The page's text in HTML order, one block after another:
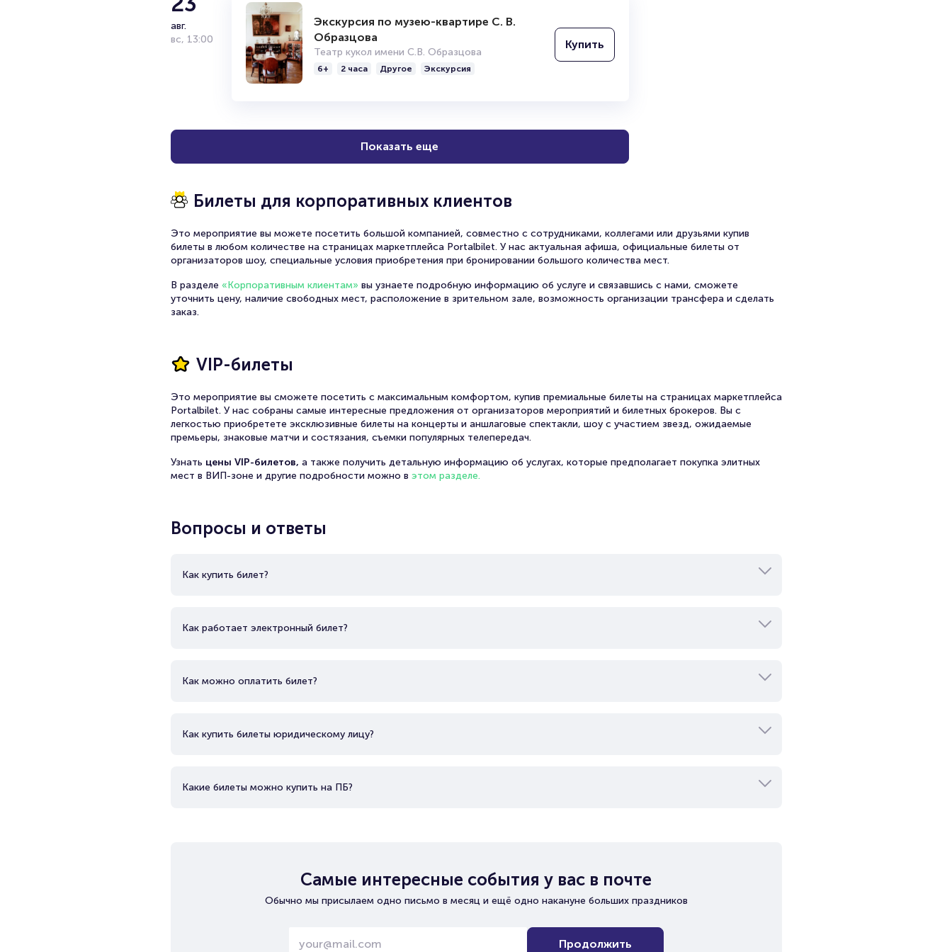
авг.
вс, 13:00
Экскурсия по музею-квартире С. В.
Образцова
Театр кукол имени С.В. Образцова
6+ 2 часа Другое Экскурсия
Купить
Показать еще
Билеты для корпоративных клиентов
Это мероприятие вы можете посетить большой компанией, совместно с сотрудниками, коллегами или друзьями купив
билеты в любом количестве на страницах маркетплейса Portalbilet. У нас актуальная афиша, официальные билеты от
организаторов шоу, специальные условия приобретения при бронировании большого количества мест.
В разделе «Корпоративным клиентам» вы узнаете подробную информацию об услуге и связавшись с нами, сможете
уточнить цену, наличие свободных мест, расположение в зрительном зале, возможность организации трансфера и сделать
заказ.
VIP-билеты
Это мероприятие вы сможете посетить с максимальным комфортом, купив премиальные билеты на страницах маркетплейса
Portalbilet. У нас собраны самые интересные предложения от организаторов мероприятий и билетных брокеров. Вы с
легкостью приобретете эксклюзивные билеты на концерты и аншлаговые спектакли, шоу с участием звезд, ожидаемые
премьеры, знаковые матчи и состязания, съемки популярных телепередач.
Узнать цены VIP-билетов, а также получить детальную информацию об услугах, которые предполагает покупка элитных
мест в ВИП-зоне и другие подробности можно в этом разделе.
Вопросы и ответы
Как купить билет?
Как работает электронный билет?
Как можно оплатить билет?
Как купить билеты юридическому лицу?
Какие билеты можно купить на ПБ?
Самые интересные события у вас в почте
Обычно мы присылаем одно письмо в месяц и ещё одно накануне больших праздников
Продолжить